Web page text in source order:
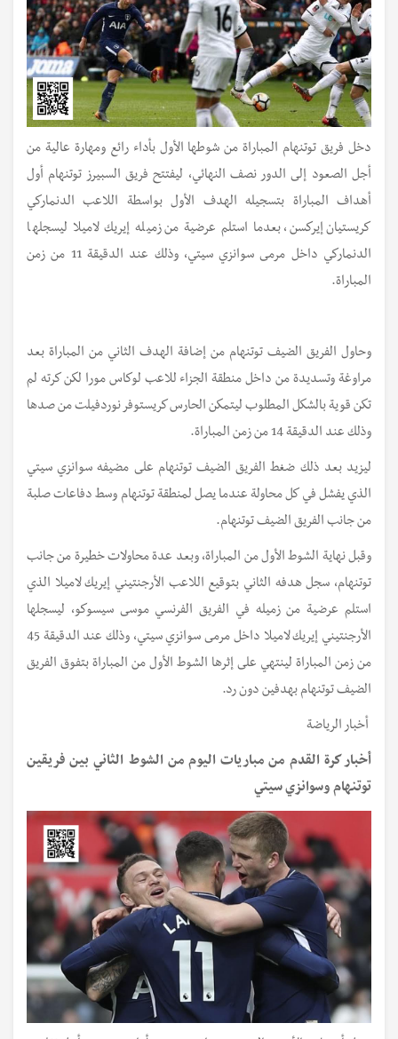
دخل فريق توتنهام المباراة من شوطها الأول بأداء رائع ومهارة عالية من
أجل الصعود إلى الدور نصف النهائي، ليفتتح فريق السبيرز توتنهام أول
أهداف المباراة بتسجيله الهدف الأول بواسطة اللاعب الدنماركي
كريستيان إيركسن، بعدما استلم عرضية من زميله إيريك لاميلا ليسجلها
الدنماركي داخل مرمى سوانزي سيتي، وذلك عند الدقيقة 11 من زمن
المباراة.
وحاول الفريق الضيف توتنهام من إضافة الهدف الثاني من المباراة بعد
مراوغة وتسديدة من داخل منطقة الجزاء للاعب لوكاس مورا لكن كرته لم
تكن قوية بالشكل المطلوب ليتمكن الحارس كريستوفر نوردفيلت من صدها
وذلك عند الدقيقة 14 من زمن المباراة.
ليزيد بعد ذلك ضغط الفريق الضيف توتنهام على مضيفه سوانزي سيتي
الذي يفشل في كل محاولة عندما يصل لمنطقة توتنهام وسط دفاعات صلبة
من جانب الفريق الضيف توتنهام.
وقبل نهاية الشوط الأول من المباراة، وبعد عدة محاولات خطيرة من جانب
توتنهام، سجل هدفه الثاني بتوقيع اللاعب الأرجنتيني إيريك لاميلا الذي
استلم عرضية من زميله في الفريق الفرنسي موسى سيسوكو، ليسجلها
الأرجنتيني إيريك لاميلا داخل مرمى سوانزي سيتي، وذلك عند الدقيقة 45
من زمن المباراة لينتهي على إثرها الشوط الأول من المباراة بتفوق الفريق
الضيف توتنهام بهدفين دون رد.
أخبار الرياضة
أخبار كرة القدم من مباريات اليوم من الشوط الثاني بين فريقين
توتنهام وسوانزي سيتي